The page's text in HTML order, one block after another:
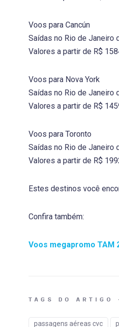
Voos para Cancún
Saídas no Rio de Janeiro
Valores a partir de R$
Voos para Nova York
Saídas no Rio de Janeiro
Valores a partir de R$
Voos para Toronto
Saídas no Rio de Janeiro
Valores a partir de R$
Estes destinos você
Confira também:
Voos megapromo TAM
TAGS DO ARTIGO
passagens aéreas cvc